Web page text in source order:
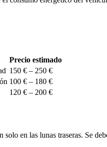
Precio estimado
150 € – 250 €
100 € – 180 €
120 € – 200 €
solo en las lunas traseras. Se